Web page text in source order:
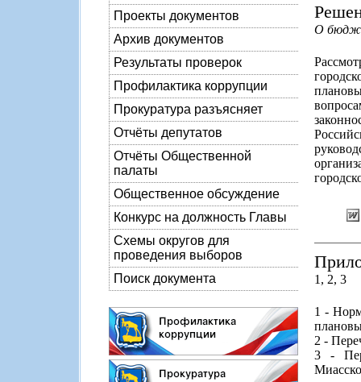
Проекты документов
Архив документов
Результаты проверок
Профилактика коррупции
Прокуратура разъясняет
Отчёты депутатов
Отчёты Общественной
палаты
Общественное обсуждение
Конкурс на должность Главы
Схемы округов для
проведения выборов
Поиск документа
О
1, 2, 3
1 -
2 -
3 -